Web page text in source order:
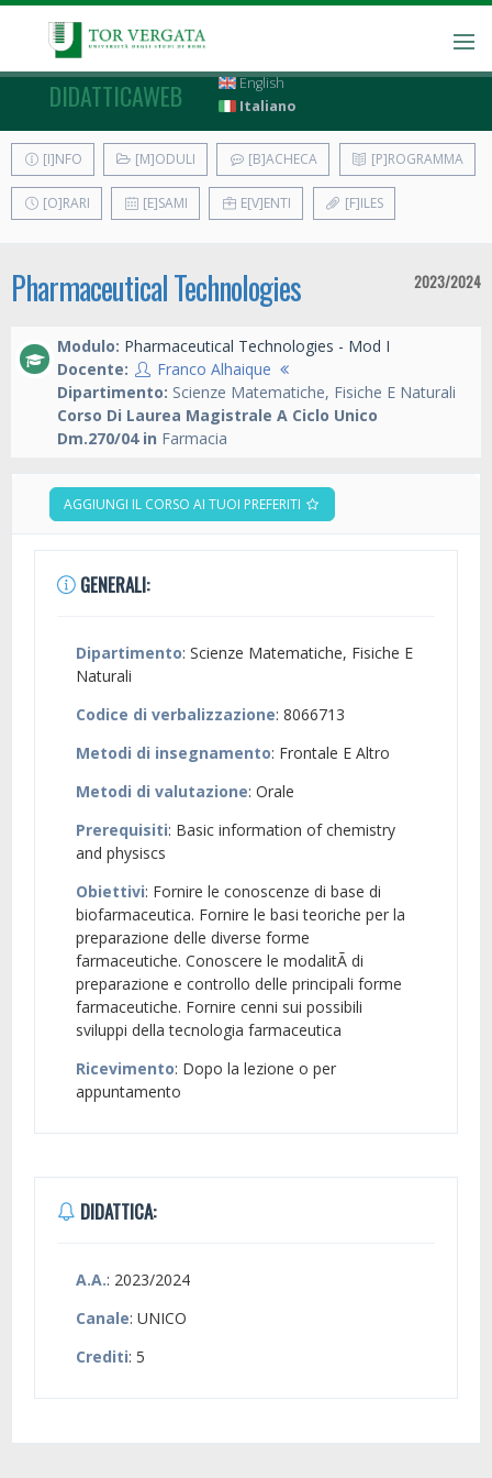
DIDATTICAWEB
English
Italiano
[I]NFO [M]ODULI [B]ACHECA [P]ROGRAMMA
[O]RARI [E]SAMI E[V]ENTI [F]ILES
Pharmaceutical Technologies 2023/2024
Modulo: Pharmaceutical Technologies - Mod I
Docente:
Franco Alhaique
Dipartimento: Scienze Matematiche, Fisiche E Naturali
Corso Di Laurea Magistrale A Ciclo Unico
Dm.270/04 in Farmacia
AGGIUNGI IL CORSO AI TUOI PREFERITI
GENERALI:
Dipartimento: Scienze Matematiche, Fisiche E
Naturali
Codice di verbalizzazione: 8066713
Metodi di insegnamento: Frontale E Altro
Metodi di valutazione: Orale
Prerequisiti: Basic information of chemistry
and physiscs
Obiettivi: Fornire le conoscenze di base di
biofarmaceutica. Fornire le basi teoriche per la
preparazione delle diverse forme
farmaceutiche. Conoscere le modalitÃ di
preparazione e controllo delle principali forme
farmaceutiche. Fornire cenni sui possibili
sviluppi della tecnologia farmaceutica
Ricevimento: Dopo la lezione o per
appuntamento
DIDATTICA:
A.A.: 2023/2024
Canale: UNICO
Crediti: 5